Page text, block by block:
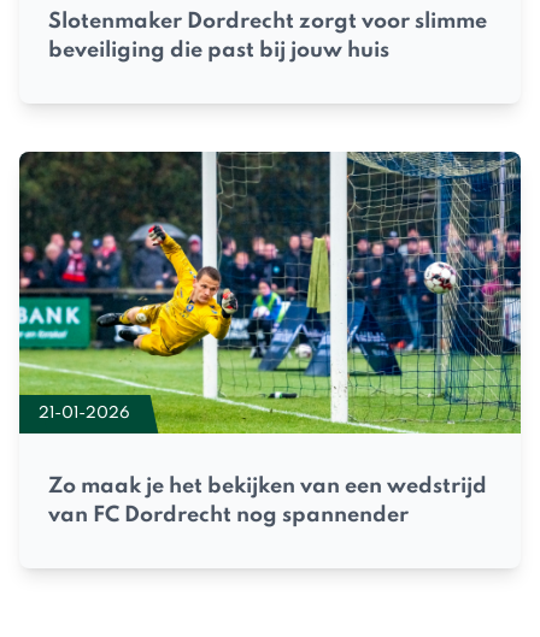
Slotenmaker Dordrecht zorgt voor slimme
beveiliging die past bij jouw huis
21-01-2026
Zo maak je het bekijken van een wedstrijd
van FC Dordrecht nog spannender